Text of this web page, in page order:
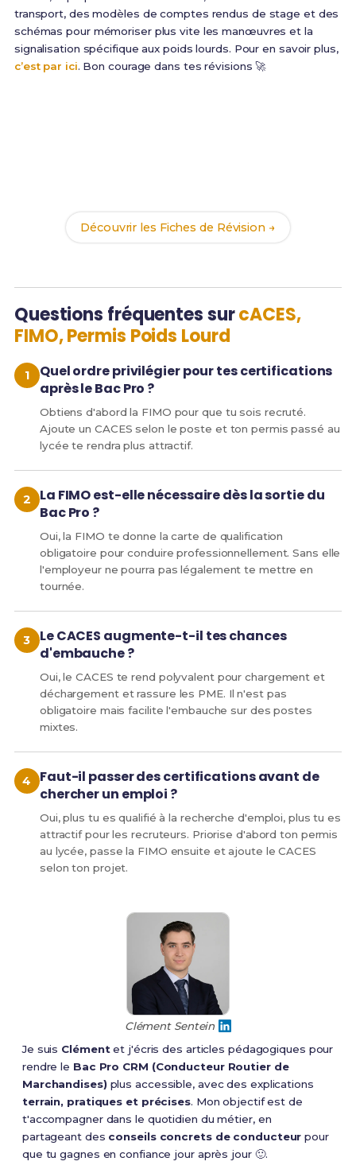
transport, des modèles de comptes rendus de stage et des
schémas pour mémoriser plus vite les manœuvres et la
signalisation spécifique aux poids lourds. Pour en savoir plus,
c’est par ici. Bon courage dans tes révisions 🚀
Découvrir les Fiches de Révision →
Questions fréquentes surcACES,
FIMO, Permis Poids Lourd
Quel ordre privilégier pour tes certifications
après le Bac Pro ?
Obtiens d'abord la FIMO pour que tu sois recruté.
Ajoute un CACES selon le poste et ton permis passé au
lycée te rendra plus attractif.
La FIMO est-elle nécessaire dès la sortie du
Bac Pro ?
Oui, la FIMO te donne la carte de qualification
obligatoire pour conduire professionnellement. Sans elle
l'employeur ne pourra pas légalement te mettre en
tournée.
Le CACES augmente-t-il tes chances
d'embauche ?
Oui, le CACES te rend polyvalent pour chargement et
déchargement et rassure les PME. Il n'est pas
obligatoire mais facilite l'embauche sur des postes
mixtes.
Faut-il passer des certifications avant de
chercher un emploi ?
Oui, plus tu es qualifié à la recherche d'emploi, plus tu es
attractif pour les recruteurs. Priorise d'abord ton permis
au lycée, passe la FIMO ensuite et ajoute le CACES
selon ton projet.
Clément Sentein
Je suis Clémentet j'écris des articles pédagogiques pour
rendre le Bac Pro CRM (Conducteur Routier de
Marchandises) plus accessible, avec des explications
terrain, pratiques et précises. Mon objectif est de
t'accompagner dans le quotidien du métier, en
partageant des conseils concrets de conducteur pour
que tu gagnes en confiance jour après jour 🙂.